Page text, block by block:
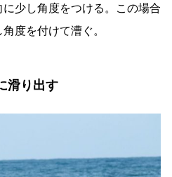
少し角度をつける。この場合
度を付けて漕ぐ。
滑り出す